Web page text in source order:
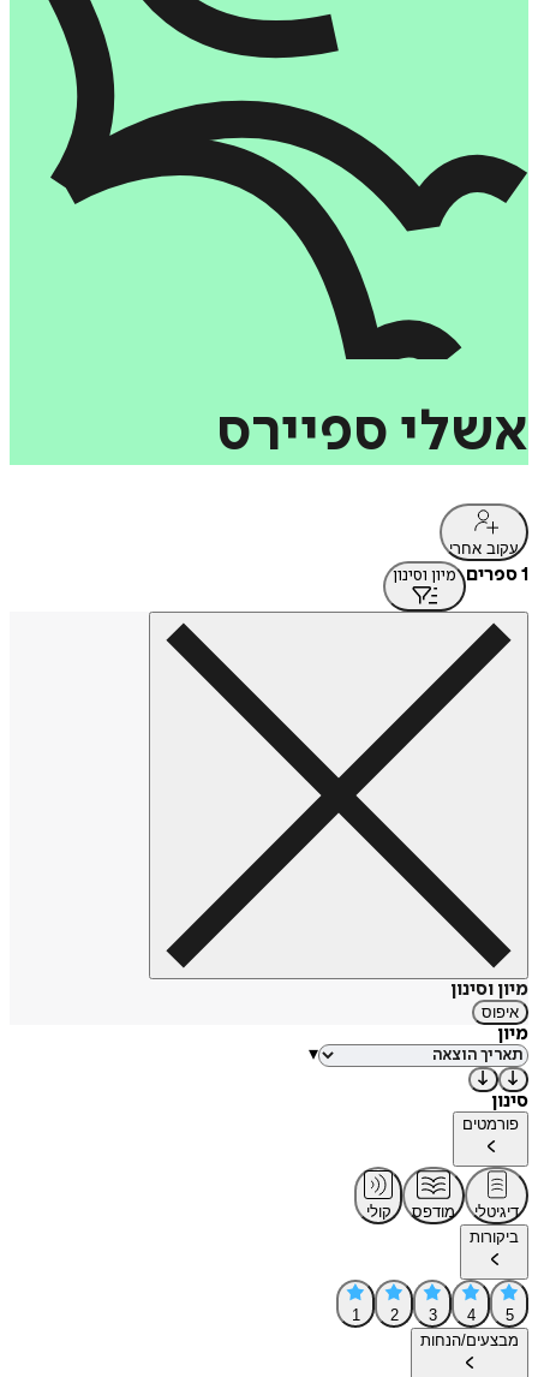
אשלי ספיירס
עקוב אחרי
1 ספרים מיון וסינון
מיון וסינון
איפוס
מיון
▾
סינון
פורמטים
דיגיטלי מודפס
קולי
ביקורות
5
4
3
2
1
מבצעים/הנחות